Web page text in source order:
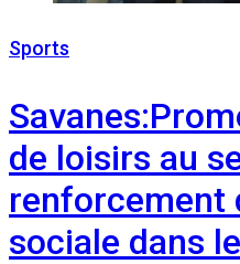
Sports
de loisirs au
renforcement
sociale dans